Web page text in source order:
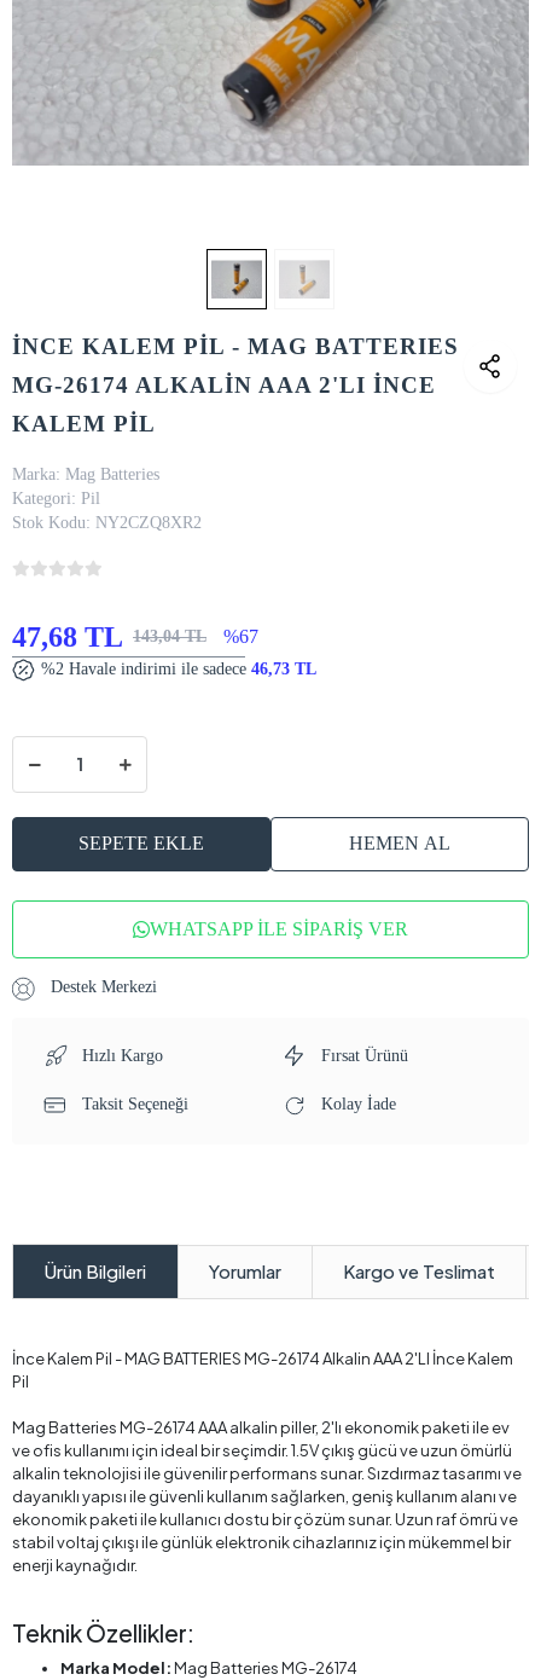
İNCE KALEM PİL - MAG BATTERIES
MG-26174 ALKALİN AAA 2'LI İNCE
KALEM PİL
Marka: Mag Batteries
Kategori: Pil
Stok Kodu: NY2CZQ8XR2
47,68 TL 143,04 TL %67
%2 Havale indirimi ile sadece 46,73 TL
SEPETE EKLE HEMEN AL
WHATSAPP İLE SİPARİŞ VER
Destek Merkezi
Hızlı Kargo Fırsat Ürünü
Taksit Seçeneği Kolay İade
Ürün Bilgileri Yorumlar Kargo ve Teslimat
İnce Kalem Pil - MAG BATTERIES MG-26174 Alkalin AAA 2'LI İnce Kalem
Pil
Mag Batteries MG-26174 AAA alkalin piller, 2'lı ekonomik paketi ile ev
ve ofis kullanımı için ideal bir seçimdir. 1.5V çıkış gücü ve uzun ömürlü
alkalin teknolojisi ile güvenilir performans sunar. Sızdırmaz tasarımı ve
dayanıklı yapısı ile güvenli kullanım sağlarken, geniş kullanım alanı ve
ekonomik paketi ile kullanıcı dostu bir çözüm sunar. Uzun raf ömrü ve
stabil voltaj çıkışı ile günlük elektronik cihazlarınız için mükemmel bir
enerji kaynağıdır.
Teknik Özellikler:
Marka Model:Mag Batteries MG-26174